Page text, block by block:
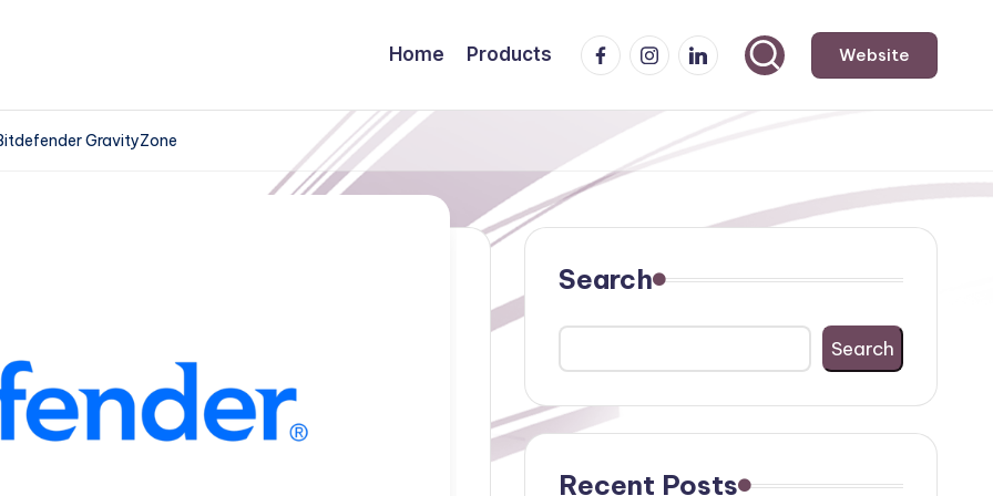
Home Products FacebookInstagramLinkedIn Website
GravityZone
Search
Search
Recent Posts